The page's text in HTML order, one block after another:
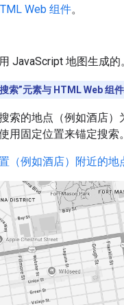
Web 组件。
JavaScript 地图生成的
索”元素与 HTML Web 组
索的地点（例如酒店
用固定位置来锚定搜索。
（例如酒店）附近的地